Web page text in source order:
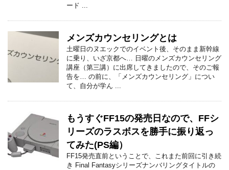
ード ...
メンズカウンセリングとは
土曜日のヌエックでのイベント後、そのまま新幹線
に乗り、いざ京都へ… 日曜のメンズカウンセリング
講座（第三講）に出席してきましたので、そのご報
告を… の前に、「メンズカウンセリング」につい
て、自分が学ん ...
もうすぐFF15の発売日なので、FFシ
リーズのラスボスを勝手に振り返っ
てみた(PS編）
FF15発売直前ということで、これまた前回に引き続
き Final Fantasyシリーズナンバリングタイトルの